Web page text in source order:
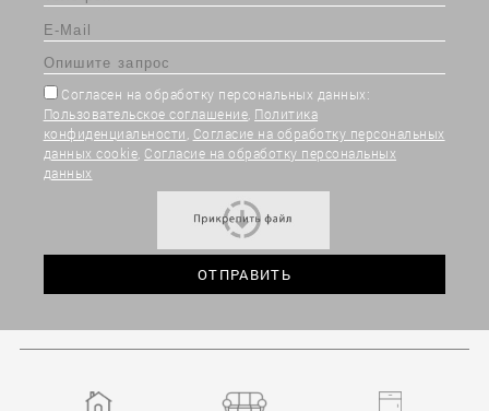
Согласен на обработку персональных данных:
Пользовательское соглашение Политика
конфиденциальности Согласие на обработку персональных
данных cookie Согласие на обработку персональных
данных